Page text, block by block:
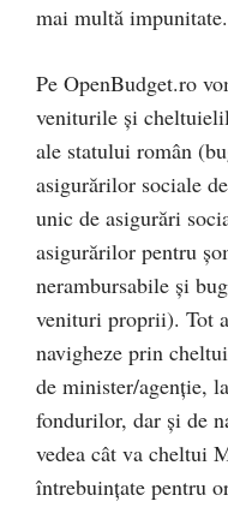
mai multă impunitate.
Pe OpenBudget.ro
veniturile și
ale statului român
asigurărilor sociale
unic de asigurări
asigurărilor pentru
nerambursabile și
venituri proprii). Tot
navigheze prin
de minister/agenție,
fondurilor, dar și de
vedea cât va cheltui
întrebuințate pentru